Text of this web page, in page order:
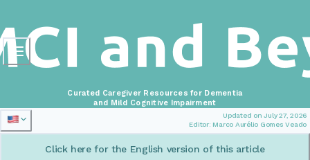
Updated on July 27, 2026
Editor: Marco Aurélio Gomes Veado
Curated Caregiver Resources for Dementia
and Mild Cognitive Impairment
Click here for the English version of this article